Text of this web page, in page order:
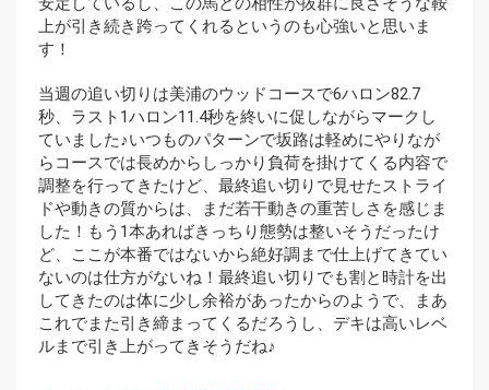
上が引き続き跨ってくれるというのも心強いと思いま
す！
当週の追い切りは美浦のウッドコースで6ハロン82.7
秒、ラスト1ハロン11.4秒を終いに促しながらマークし
ていました♪いつものパターンで坂路は軽めにやりなが
らコースでは長めからしっかり負荷を掛けてくる内容で
調整を行ってきたけど、最終追い切りで見せたストライ
ドや動きの質からは、まだ若干動きの重苦しさを感じま
した！もう1本あればきっちり態勢は整いそうだったけ
ど、ここが本番ではないから絶好調まで仕上げてきてい
ないのは仕方がないね！最終追い切りでも割と時計を出
してきたのは体に少し余裕があったからのようで、まあ
これでまた引き締まってくるだろうし、デキは高いレベ
ルまで引き上がってきそうだね♪